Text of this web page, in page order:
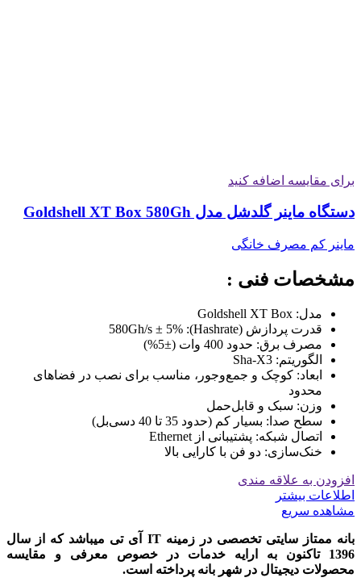
برای مقایسه اضافه کنید
دستگاه ماینر گلدشل مدل Goldshell XT Box 580Gh
ماینر کم مصرف خانگی
مشخصات فنی :
مدل: Goldshell XT Box
قدرت پردازش (Hashrate): 580Gh/s ± 5%
مصرف برق: حدود 400 وات (±5%)
الگوریتم: Sha-X3
ابعاد: کوچک و جمع‌وجور، مناسب برای نصب در فضاهای
محدود
وزن: سبک و قابل‌حمل
سطح صدا: بسیار کم (حدود 35 تا 40 دسی‌بل)
اتصال شبکه: پشتیبانی از Ethernet
خنک‌سازی: دو فن با کارایی بالا
افزودن به علاقه مندی
اطلاعات بیشتر
مشاهده سریع
بانه ممتاز سایتی تخصصی در زمینه IT آی تی میباشد که از سال
1396 تاکنون به ارایه خدمات در خصوص معرفی و مقایسه
محصولات دیجیتال در شهر بانه پرداخته است.